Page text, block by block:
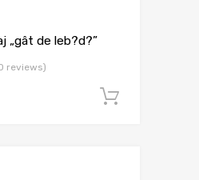
„gât de leb?d?”
reviews)